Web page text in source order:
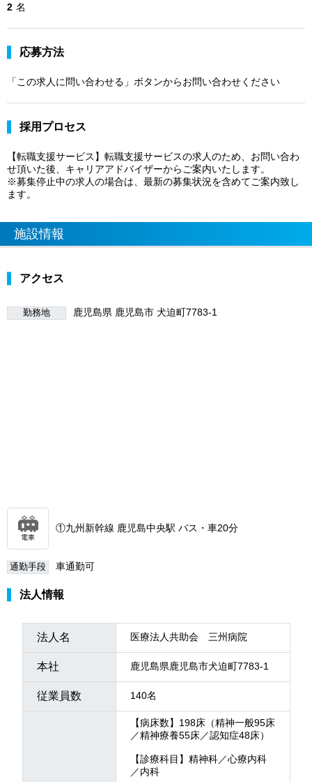
2 名
応募方法
「この求人に問い合わせる」ボタンからお問い合わせください
採用プロセス
【転職支援サービス】転職支援サービスの求人のため、お問い合わ
せ頂いた後、キャリアアドバイザーからご案内いたします。
※募集停止中の求人の場合は、最新の募集状況を含めてご案内致し
ます。
施設情報
アクセス
勤務地 鹿児島県 鹿児島市 犬迫町7783-1
電車
①九州新幹線 鹿児島中央駅 バス・車20分
通勤手段 車通勤可
法人情報
法人名 医療法人共助会 三州病院
本社 鹿児島県鹿児島市犬迫町7783-1
従業員数 140名
【病床数】198床（精神一般95床
／精神療養55床／認知症48床）
【診療科目】精神科／心療内科
／内科